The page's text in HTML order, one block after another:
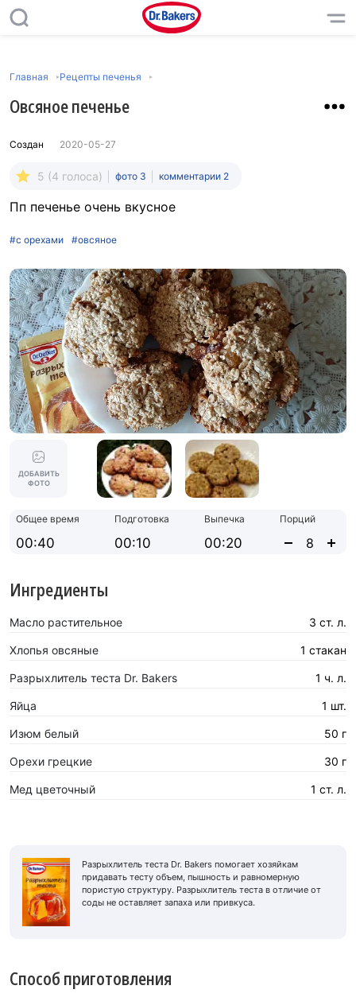
Главная Рецепты печенья
Овсяное печенье
Создан 2020-05-27
5 (4 голоса) фото 3 комментарии 2
Пп печенье очень вкусное
#с орехами #овсяное
ДОБАВИТЬ
ФОТО
Общее время
00:40
Подготовка
00:10
Выпечка
00:20
Порций
Ингредиенты
Масло растительное 3 ст. л.
Хлопья овсяные 1 стакан
Разрыхлитель теста Dr. Bakers 1 ч. л.
Яйца 1 шт.
Изюм белый 50 г
Орехи грецкие 30 г
Мед цветочный 1 ст. л.
Разрыхлитель теста Dr. Bakers помогает хозяйкам
придавать тесту объем, пышность и равномерную
пористую структуру. Разрыхлитель теста в отличие от
соды не оставляет запаха или привкуса.
Способ приготовления